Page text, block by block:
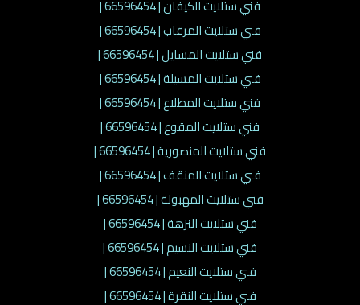
فني ستلايت الكيفان | 66596454 |
فني ستلايت المرقاب | 66596454 |
فني ستلايت المسايل | 66596454 |
فني ستلايت المسيلة | 66596454 |
فني ستلايت المطلاع | 66596454 |
فني ستلايت المقوع | 66596454 |
فني ستلايت المنصورية | 66596454 |
فني ستلايت المنقف | 66596454 |
فني ستلايت المهبولة | 66596454 |
فني ستلايت النزهة | 66596454 |
فني ستلايت النسيم | 66596454 |
فني ستلايت النعيم | 66596454 |
فني ستلايت النقرة | 66596454 |